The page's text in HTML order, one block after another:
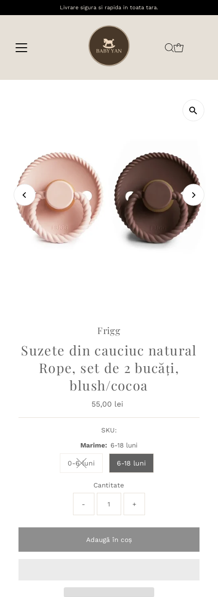
Livrare sigura si rapida in toata tara.
Frigg
Suzete din cauciuc natural
Rope, set de 2 bucăți,
blush/cocoa
Preț
55,00 lei
SKU:
Marime: 6-18 luni
0-6 luniVariant sold out or unavailable
6-18 luni
Cantitate
- +
Adaugă în coș